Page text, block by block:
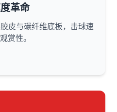
革命
皮与碳纤维底板，击球速
赏性。